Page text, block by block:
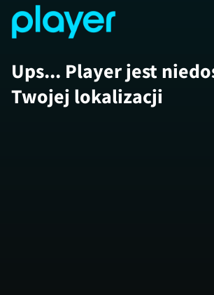
Ups... Player jest
Twojej lokalizacji